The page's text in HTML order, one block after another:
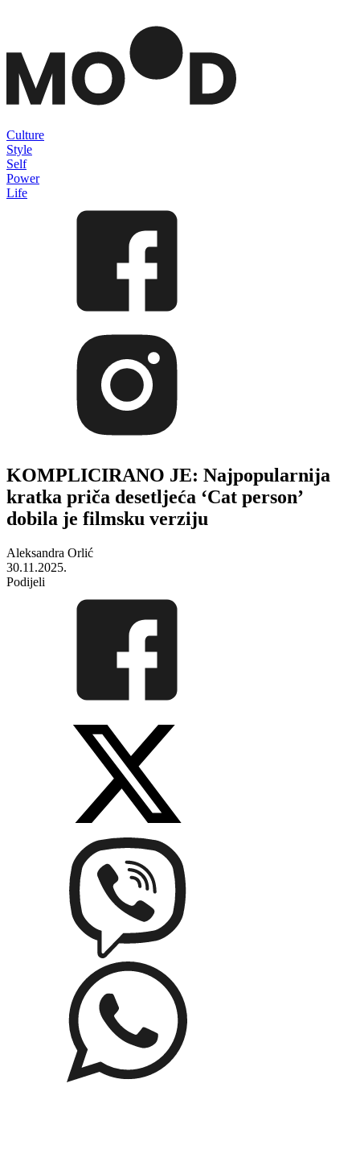
Culture
Style
Self
Power
Life
KOMPLICIRANO JE: Najpopularnija
kratka priča desetljeća ‘Cat person’
dobila je filmsku verziju
Aleksandra Orlić
30.11.2025.
Podijeli